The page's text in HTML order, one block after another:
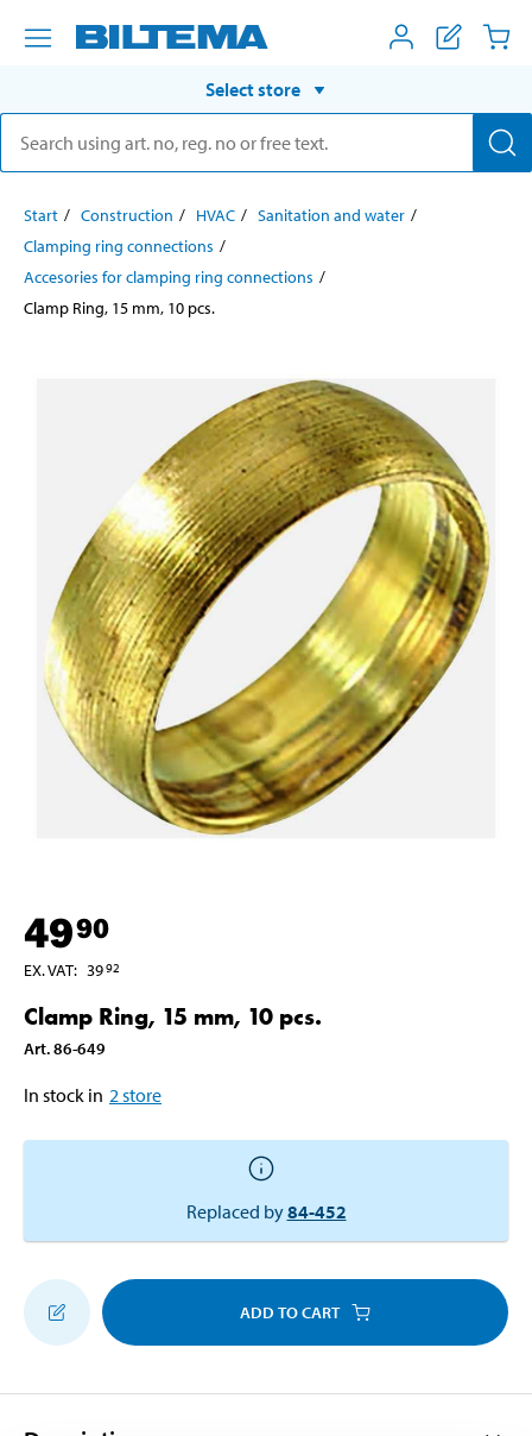
Select store
Start Construction HVAC
Sanitation and water
Clamping ring connections
Accesories for clamping ring connections
Clamp Ring, 15 mm, 10 pcs.
4990
EX. VAT: 3992
Clamp Ring, 15 mm, 10 pcs.
Art.86-649
In stock in 2 store
Replaced by84-452
ADD TO CART